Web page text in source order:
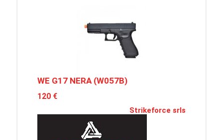
WE G17 NERA (W057B)
120 €
Strikeforce srls